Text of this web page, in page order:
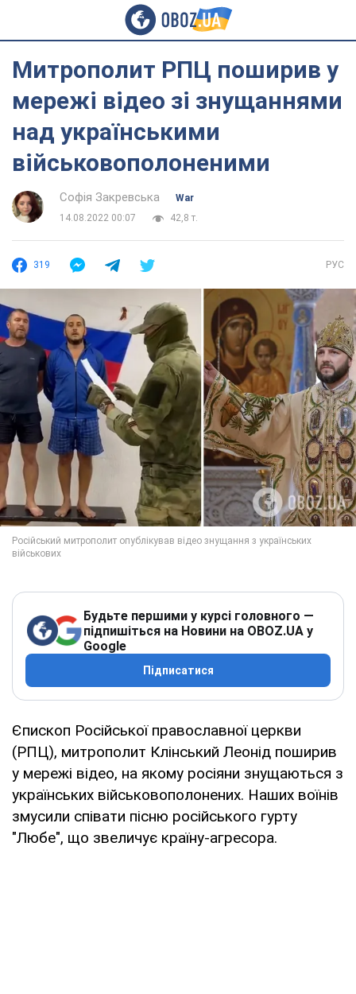
Митрополит РПЦ поширив у
мережі відео зі знущаннями
над українськими
військовополоненими
Софія Закревська
War
14.08.2022 00:07
42,8 т.
319 РУС
Будьте першими у курсі головного —
підпишіться на Новини на OBOZ.UA у
Google
Підписатися
Єпископ Російської православної церкви
(РПЦ), митрополит Клінський Леонід поширив
у мережі відео, на якому росіяни знущаються з
українських військовополонених. Наших воїнів
змусили співати пісню російського гурту
"Любе", що звеличує країну-агресора.